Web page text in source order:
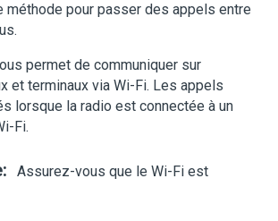
méthode pour passer des appels entre
permet de communiquer sur
et terminaux via Wi-Fi. Les appels
lorsque la radio est connectée à un
Fi.
Assurez-vous que le Wi-Fi est